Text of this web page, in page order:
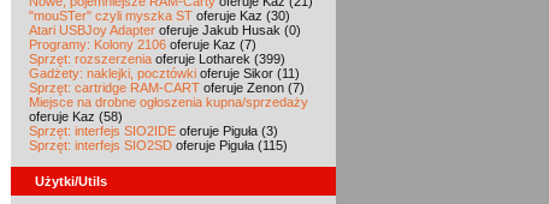
"mouSTer" czyli myszka ST oferuje Kaz (30)
Atari USBJoy Adapter oferuje Jakub Husak (0)
Programy: Kolony 2106 oferuje Kaz (7)
Sprzęt: rozszerzenia oferuje Lotharek (399)
Gadżety: naklejki, pocztówki oferuje Sikor (11)
Sprzęt: cartridge RAM-CART oferuje Zenon (7)
Miejsce na drobne ogłoszenia kupna/sprzedaży
oferuje Kaz (58)
Sprzęt: interfejs SIO2IDE oferuje Piguła (3)
Sprzęt: interfejs SIO2SD oferuje Piguła (115)
Użytki/Utils